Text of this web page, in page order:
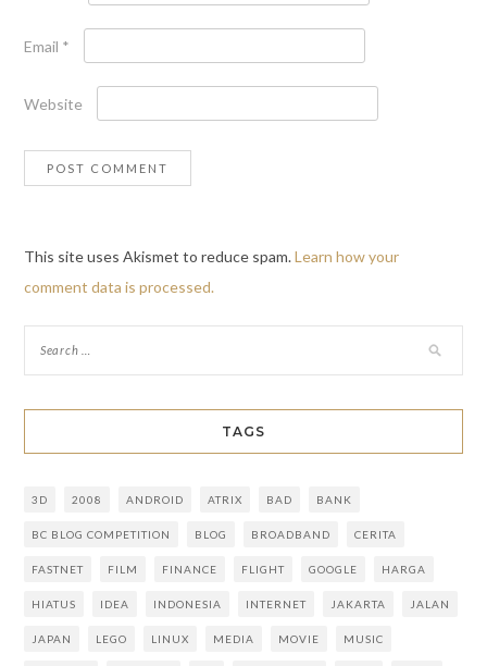
Email *
Website
This site uses Akismet to reduce spam.Learn how your
comment data is processed.
TAGS
3D 2008 ANDROID ATRIX BAD BANK
BC BLOG COMPETITION BLOG BROADBAND CERITA
FASTNET FILM FINANCE FLIGHT GOOGLE HARGA
HIATUS IDEA INDONESIA INTERNET JAKARTA JALAN
JAPAN LEGO LINUX MEDIA MOVIE MUSIC